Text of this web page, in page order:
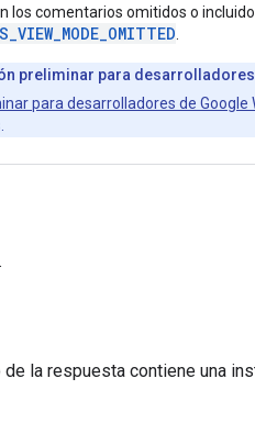
los comentarios omitidos o
preliminar para
para desarrolladores de Google
la respuesta contiene una